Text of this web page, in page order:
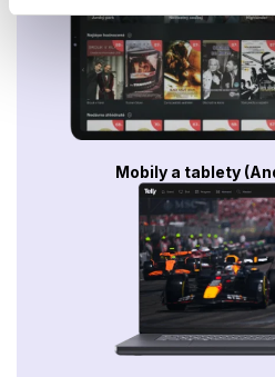
Mobily a tablety